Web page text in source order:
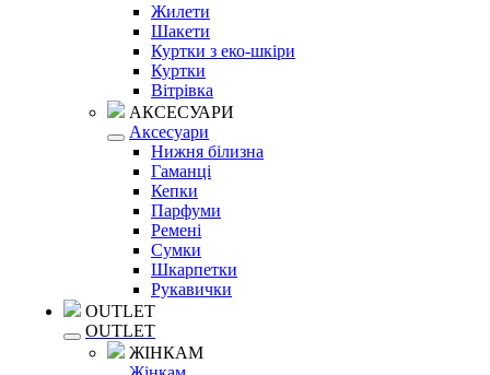
Жилети
Шакети
Куртки з еко-шкіри
Куртки
Вітрівка
АКСЕСУАРИ
Аксесуари
Нижня білизна
Гаманці
Кепки
Парфуми
Ремені
Сумки
Шкарпетки
Рукавички
OUTLET
OUTLET
ЖІНКАМ